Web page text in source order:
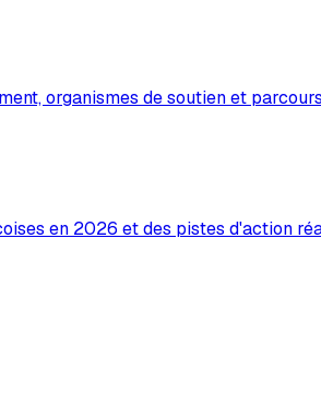
organismes de soutien et
en 2026 et des pistes d'action